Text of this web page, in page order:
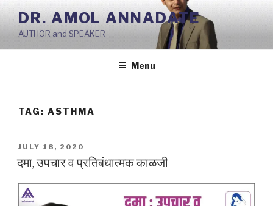
Skip
content
DR. AMOL ANNADATE
AUTHOR and SPEAKER
Menu
TAG: ASTHMA
POSTED
ON
JULY 18, 2020
दमा, उपचार व प्रतिबंधात्मक काळजी